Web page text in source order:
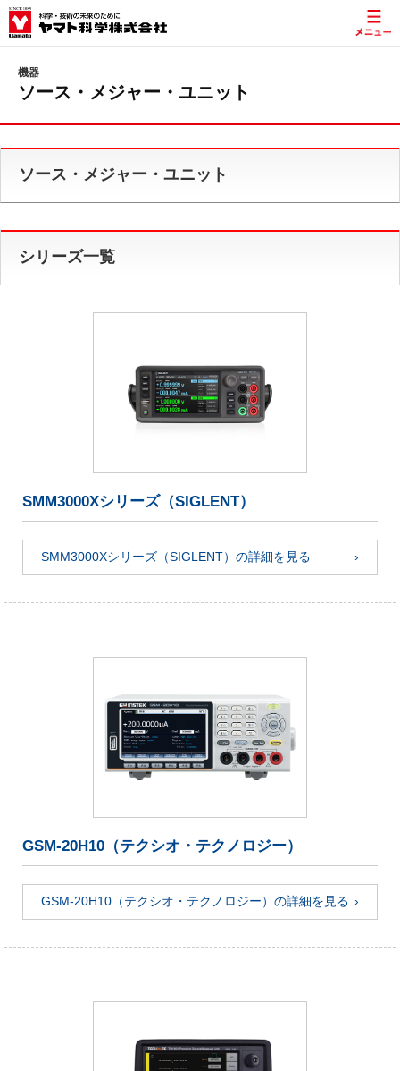
機器
ソース・メジャー・ユニット
ソース・メジャー・ユニット
シリーズ一覧
SMM3000Xシリーズ（SIGLENT）
SMM3000Xシリーズ（SIGLENT）の詳細を見る
GSM-20H10（テクシオ・テクノロジー）
GSM-20H10（テクシオ・テクノロジー）の詳細を見る